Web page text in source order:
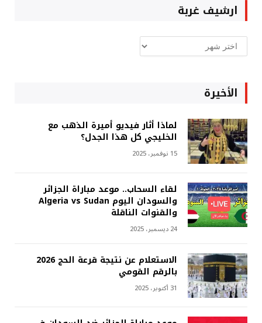
ارشيف غربة
ارشيف
غربة
الأخيرة
لماذا أثار فيديو أميرة الذهب مع
الخليجي كل هذا الجدل؟
15 نوفمبر، 2025
لقاء السحاب.. موعد مباراة الجزائر
والسودان اليوم Algeria vs Sudan
والقنوات الناقلة
24 ديسمبر، 2025
الاستعلام عن نتيجة قرعة الحج 2026
بالرقم القومي
31 أكتوبر، 2025